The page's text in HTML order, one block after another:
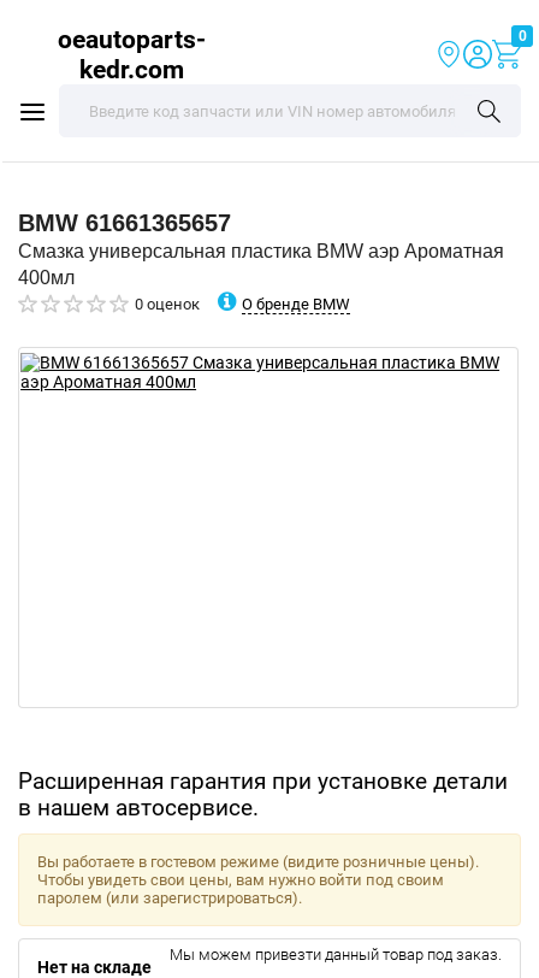
oeautoparts-
kedr.com
0
BMW 61661365657
Смазка универсальная пластика BMW аэр Ароматная
400мл
0 оценок О бренде BMW
Расширенная гарантия при установке детали
в нашем автосервисе.
Вы работаете в гостевом режиме (видите розничные цены).
Чтобы увидеть свои цены, вам нужно войти под своим
паролем (или зарегистрироваться).
Нет на складе
Мы можем привезти данный товар под заказ.